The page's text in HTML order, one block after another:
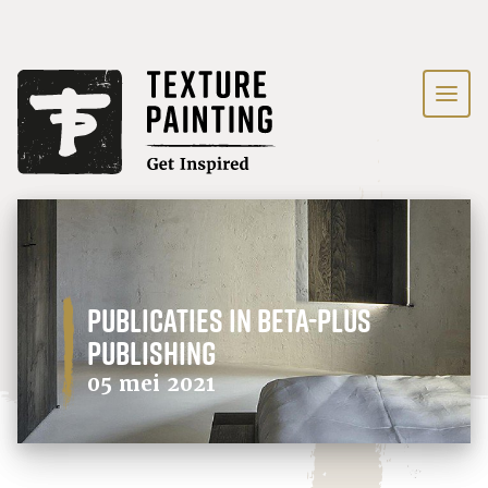
Publicaties in Beta-Plus
Publishing
05 mei 2021